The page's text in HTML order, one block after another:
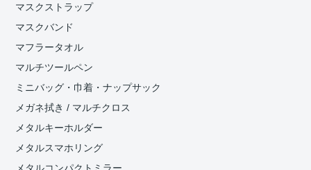
マスクストラップ
マスクバンド
マフラータオル
マルチツールペン
ミニバッグ・巾着・ナップサック
メガネ拭き / マルチクロス
メタルキーホルダー
メタルスマホリング
メタルコンパクトミラー